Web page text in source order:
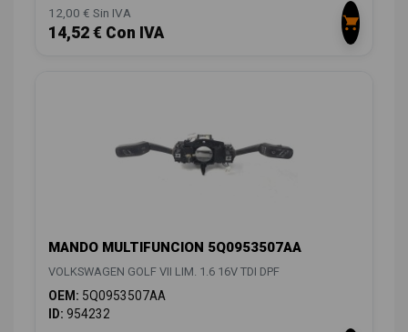
12,00 € Sin IVA
14,52 € Con IVA
MANDO MULTIFUNCION 5Q0953507AA
VOLKSWAGEN GOLF VII LIM. 1.6 16V TDI DPF
OEM: 5Q0953507AA
ID: 954232